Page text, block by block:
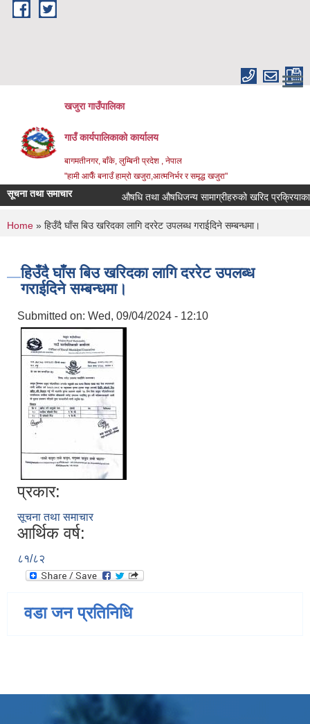
Skip to main content
खजुरा गाउँपालिका
गाउँ कार्यपालिकाको कार्यालय
बागमतीनगर, बाँके, लुम्बिनी प्रदेश , नेपाल
"हामी आफैँ बनाउँ हाम्रो खजुरा,आत्मनिर्भर र समृद्ध खजुरा"
सूचना तथा समाचार औषधि तथा औषधिजन्य सामाग्रीहरुको खरिद
You are here
Home » हिउँदै घाँस बिउ खरिदका लागि दररेट उपलब्ध गराईदिने सम्बन्धमा।
हिउँदै घाँस बिउ खरिदका लागि दररेट उपलब्ध
गराईदिने सम्बन्धमा।
Submitted on: Wed, 09/04/2024 - 12:10
प्रकार:
सूचना तथा समाचार
आर्थिक वर्ष:
८१/८२
वडा जन प्रतिनिधि